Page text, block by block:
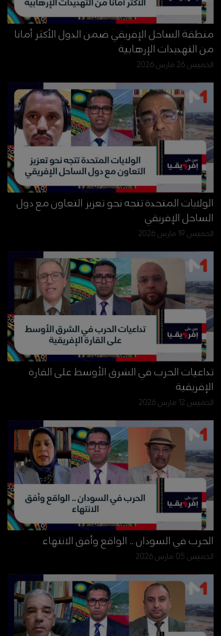
منطقة الساحل الإفريقي ضمن الدول الأكثر أمانا
من التهديدات الإرهابية
الخميس 26 مارس 2026
الولايات المتحدة تتجه نحو تعزيز التعاون مع دول
الساحل الإفريقي
الخميس 19 مارس 2026
تداعيات الحرب في الشرق الأوسط على القارة
الإفريقية
الخميس 12 مارس 2026
الحرب في السودان .. الواقع وأفق الانتهاء
الخميس 05 مارس 2026